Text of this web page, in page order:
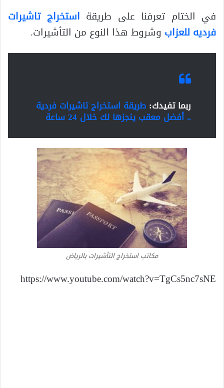
في الختام تعرفنا على طريقة استخراج تاشيرات
فرديه للعزاب وشروط هذا النوع من التأشيرات.
ربما تفيدك: طريقة استخراج تاشيرات فردية
.. أفضل معقب ينجزها لك خلال 24 ساعة
مكاتب استخراج التأشيرات بالرياض
https://www.youtube.com/watch?v=TgCs5nc7sNE